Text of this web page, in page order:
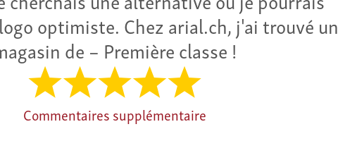
optimiste. Chez arial.ch, j'ai trouvé un
de – Première classe !
Commentaires supplémentaire